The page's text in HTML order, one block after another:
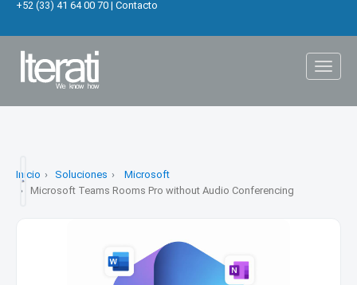
+52 (33) 41 64 00 70 | Contacto
Inicio Soluciones
Microsoft
Microsoft Teams Rooms Pro without Audio Conferencing